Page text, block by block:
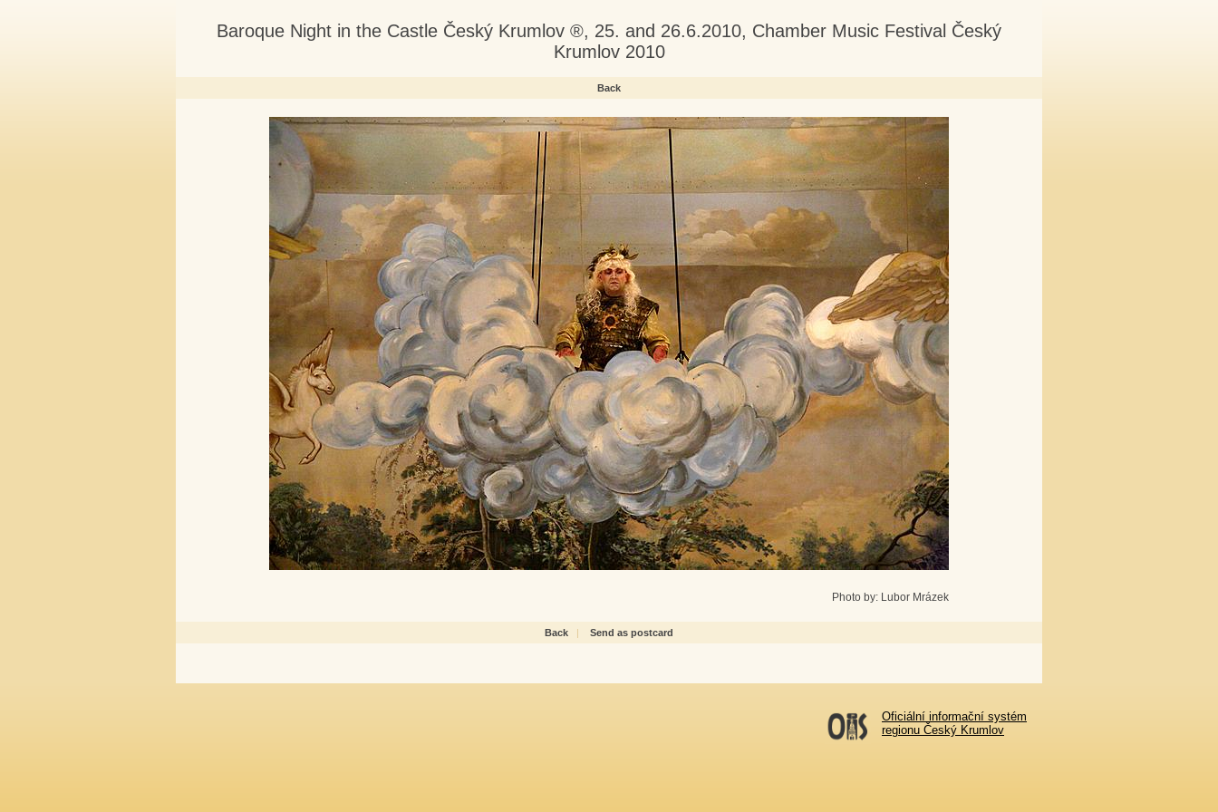
Baroque Night in the Castle Český Krumlov ®, 25. and 26.6.2010, Chamber Music Festival Český
Krumlov 2010
Back
Photo by: Lubor Mrázek
Back | Send as postcard
Oficiální informační systém
regionu Český Krumlov